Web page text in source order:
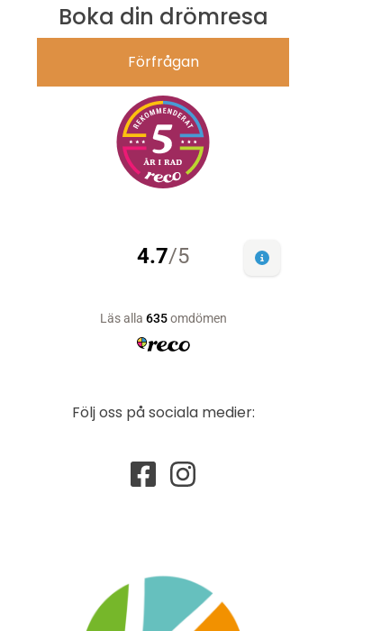
Boka din drömresa
Förfrågan
Följ oss på sociala medier: